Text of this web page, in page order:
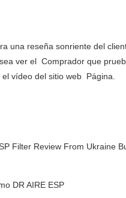
una reseña sonriente del
ver el Comprador que
el vídeo del sitio web Página.
DR AIRE ESP